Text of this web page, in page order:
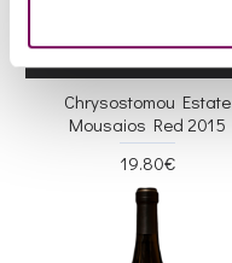
Chrysostomou Estate
Mousaios Red 2015
19.80€